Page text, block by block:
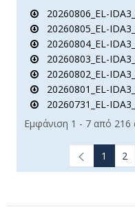
20260806_EL-
20260805_EL-
20260804_EL-
20260803_EL-
20260802_EL-
20260801_EL-
20260731_EL-
Εμφάνιση 1 - 7 από 216
1 2